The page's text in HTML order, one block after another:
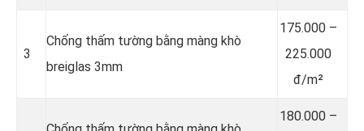
3
Chống thấm tường bằng màng khò
breiglas 3mm
175.000 –
225.000
đ/m²
180.000 –